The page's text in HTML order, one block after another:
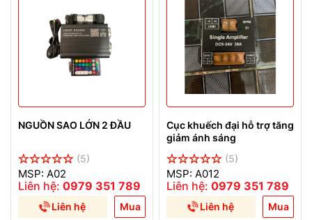
NGUỒN SAO LỚN 2 ĐẦU
(5)
MSP: A02
Liên hệ: 0979 351 789
Liên hệ Mua
Cục khuếch đại hỗ trợ tăng
giảm ánh sáng
(5)
MSP: A012
Liên hệ: 0979 351 789
Liên hệ Mua